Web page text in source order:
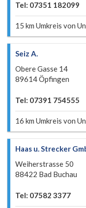
Tel: 07351 182099
15 km Umkreis von
Seiz A.
Obere Gasse 14
89614 Öpfingen
Tel: 07391 754555
16 km Umkreis von
Haas u. Strecker
Weiherstrasse 50
88422 Bad Buchau
Tel: 07582 3377